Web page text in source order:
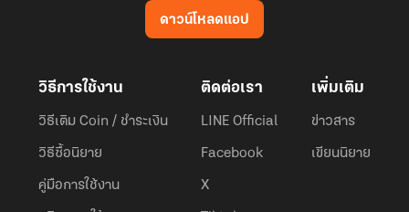
ดาวน์โหลดแอป
วิธีการใช้งาน
วิธีเติม Coin / ชำระเงิน
วิธีซื้อนิยาย
คู่มือการใช้งาน
ติดต่อเรา
LINE Official
Facebook
X
เพิ่มเติม
ข่าวสาร
เขียนนิยาย